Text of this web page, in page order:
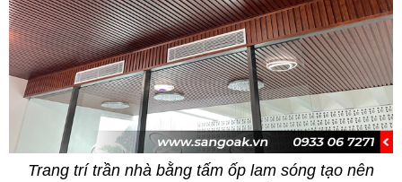
Trang trí trần nhà bằng tấm ốp lam sóng tạo nên